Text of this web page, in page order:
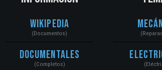
Wikipedia
(Documentos)
Documentales
(Completos)